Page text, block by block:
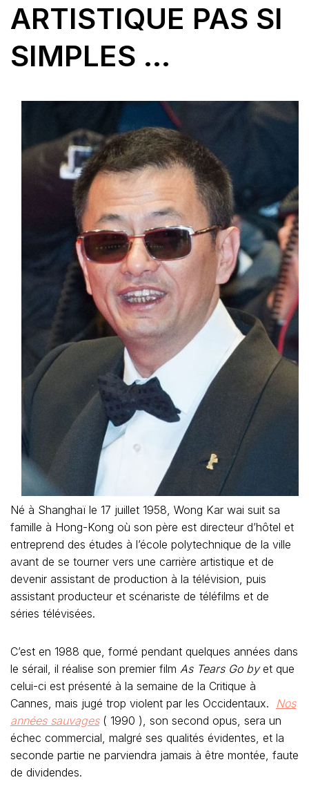
ARTISTIQUE PAS SI
SIMPLES …
Né à Shanghaï le 17 juillet 1958, Wong Kar wai suit sa
famille à Hong-Kong où son père est directeur d’hôtel et
entreprend des études à l’école polytechnique de la ville
avant de se tourner vers une carrière artistique et de
devenir assistant de production à la télévision, puis
assistant producteur et scénariste de téléfilms et de
séries télévisées.
C’est en 1988 que, formé pendant quelques années dans
le sérail, il réalise son premier film As Tears Go byet que
celui-ci est présenté à la semaine de la Critique à
Cannes, mais jugé trop violent par les Occidentaux. Nos
années sauvages( 1990 ), son second opus, sera un
échec commercial, malgré ses qualités évidentes, et la
seconde partie ne parviendra jamais à être montée, faute
de dividendes.